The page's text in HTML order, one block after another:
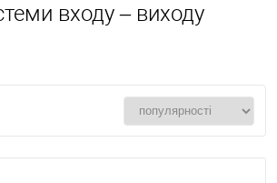
входу – виходу